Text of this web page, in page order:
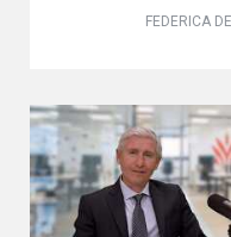
FEDERICA